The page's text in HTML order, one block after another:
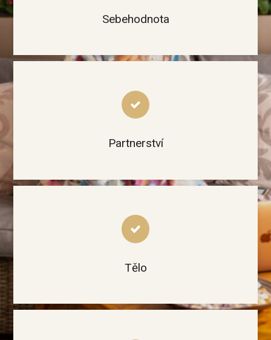
Sebehodnota
Partnerství
Tělo